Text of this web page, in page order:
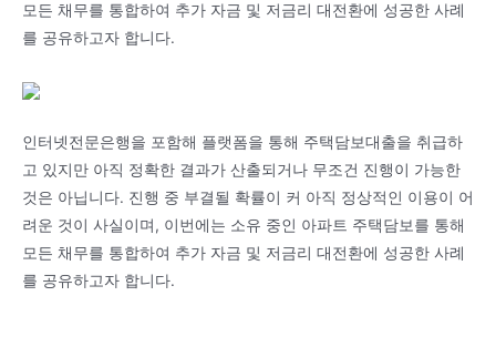
모든 채무를 통합하여 추가 자금 및 저금리 대전환에 성공한 사례
를 공유하고자 합니다.
인터넷전문은행을 포함해 플랫폼을 통해 주택담보대출을 취급하
고 있지만 아직 정확한 결과가 산출되거나 무조건 진행이 가능한
것은 아닙니다. 진행 중 부결될 확률이 커 아직 정상적인 이용이 어
려운 것이 사실이며, 이번에는 소유 중인 아파트 주택담보를 통해
모든 채무를 통합하여 추가 자금 및 저금리 대전환에 성공한 사례
를 공유하고자 합니다.